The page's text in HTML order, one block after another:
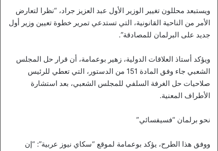
ويستبعد محللون تغيير الوزير الأول عبد العزيز جراد، “نظرا لتعارض
الأمر من الناحية القانونية، التي تستدعي تمرير خطوة تعيين وزير أول
جديد على البرلمان للمصادقة”.
ويؤكد أستاذ العلاقات الدولية، زهير بوعمامة، أن قرار حل المجلس
الشعبي جاء وفق المادة 151 من الدستور، التي تعطي للرئيس
صلاحيات حل الغرفة السلفي للمجلس الشعبي، بعد استشارة
الأطراف المعنية.
نحو برلمان “فسيفسائي”
ووفق هذا الطرح، يؤكد بوعمامة لموقع “سكاي نيوز عربية”: “إن